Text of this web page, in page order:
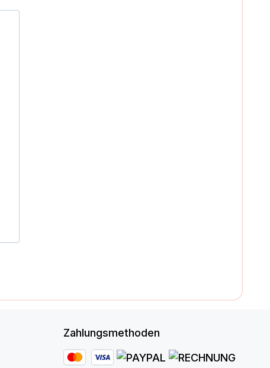
Zahlungsmethoden